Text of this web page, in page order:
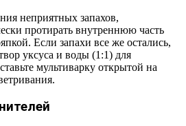
неприятных запахов,
протирать внутреннюю часть
Если запахи все же остались,
уксуса и воды (1:1) для
мультиварку открытой на